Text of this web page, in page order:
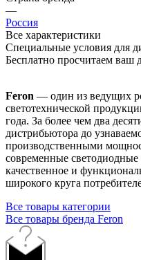
—
Россия
Все характеристики
Специальные условия для
Бесплатно просчитаем ваш
Feron — один из ведущих
светотехнической
года. За более чем два
дистрибьютора до
производственными
современные
качественное и
широкого круга
Все товары категории
Все товары бренда Feron